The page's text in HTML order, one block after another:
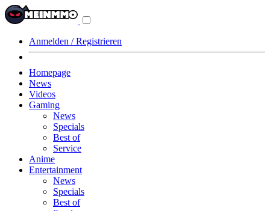
Anmelden / Registrieren
Homepage
News
Videos
Gaming
News
Specials
Best of
Service
Anime
Entertainment
News
Specials
Best of